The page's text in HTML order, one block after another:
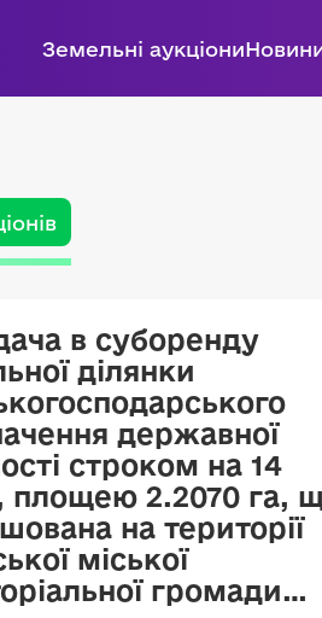
Земельні аукціони
в суборенду
ділянки
державної
строком на 14
площею 2.2070 га,
на території
міської
громади